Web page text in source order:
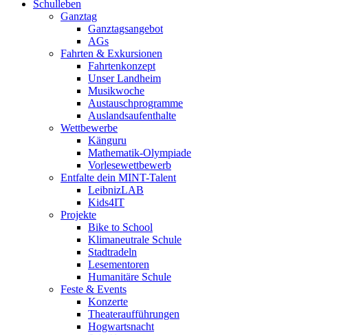
Schulleben
Ganztag
Ganztagsangebot
AGs
Fahrten & Exkursionen
Fahrtenkonzept
Unser Landheim
Musikwoche
Austauschprogramme
Auslandsaufenthalte
Wettbewerbe
Känguru
Mathematik-Olympiade
Vorlesewettbewerb
Entfalte dein MINT-Talent
LeibnizLAB
Kids4IT
Projekte
Bike to School
Klimaneutrale Schule
Stadtradeln
Lesementoren
Humanitäre Schule
Feste & Events
Konzerte
Theateraufführungen
Hogwartsnacht